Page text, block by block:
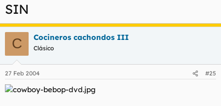
SIN
C Cocineros cachondos III
Clásico
27 Feb 2004 #25